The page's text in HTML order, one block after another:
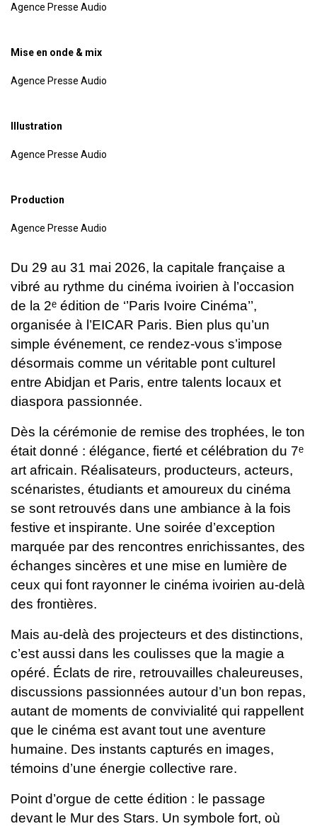
Agence Presse Audio
Mise en onde & mix
Agence Presse Audio
Illustration
Agence Presse Audio
Production
Agence Presse Audio
Du 29 au 31 mai 2026, la capitale française a
vibré au rythme du cinéma ivoirien à l’occasion
de la 2ᵉ édition de ‘’Paris Ivoire Cinéma’’,
organisée à l’EICAR Paris. Bien plus qu’un
simple événement, ce rendez-vous s’impose
désormais comme un véritable pont culturel
entre Abidjan et Paris, entre talents locaux et
diaspora passionnée.
Dès la cérémonie de remise des trophées, le ton
était donné : élégance, fierté et célébration du 7ᵉ
art africain. Réalisateurs, producteurs, acteurs,
scénaristes, étudiants et amoureux du cinéma
se sont retrouvés dans une ambiance à la fois
festive et inspirante. Une soirée d’exception
marquée par des rencontres enrichissantes, des
échanges sincères et une mise en lumière de
ceux qui font rayonner le cinéma ivoirien au-delà
des frontières.
Mais au-delà des projecteurs et des distinctions,
c’est aussi dans les coulisses que la magie a
opéré. Éclats de rire, retrouvailles chaleureuses,
discussions passionnées autour d’un bon repas,
autant de moments de convivialité qui rappellent
que le cinéma est avant tout une aventure
humaine. Des instants capturés en images,
témoins d’une énergie collective rare.
Point d’orgue de cette édition : le passage
devant le Mur des Stars. Un symbole fort, où